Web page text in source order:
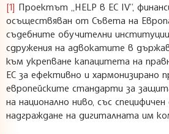
[1] Проектът „HELP в ЕС IV”,
осъществяван от Съвета на
съдебните обучителни
сдружения на адвокатите в
към укрепване капацитета на
ЕС за ефективно и хармонизирано
европейските стандарти за
на национално ниво, със
надграждане на дигиталната им